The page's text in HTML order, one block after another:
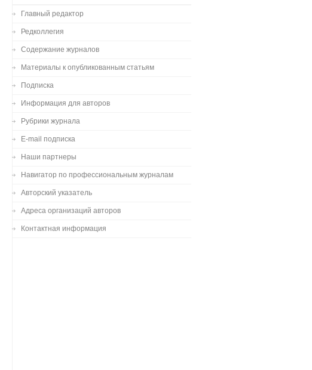
Главный редактор
Редколлегия
Содержание журналов
Материалы к опубликованным статьям
Подписка
Информация для авторов
Рубрики журнала
E-mail подписка
Наши партнеры
Навигатор по профессиональным журналам
Авторский указатель
Адреса организаций авторов
Контактная информация